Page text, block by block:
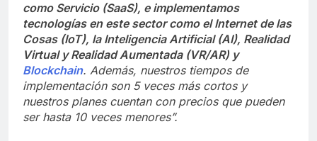
como Servicio (SaaS), e implementamos
tecnologías en este sector como el Internet de las
Cosas (IoT), la Inteligencia Artificial (AI), Realidad
Virtual y Realidad Aumentada (VR/AR) y
Blockchain. Además, nuestros tiempos de
implementación son 5 veces más cortos y
nuestros planes cuentan con precios que pueden
ser hasta 10 veces menores”.